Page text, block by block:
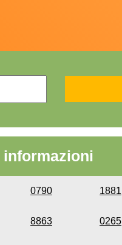
0790 1881
8863 0265